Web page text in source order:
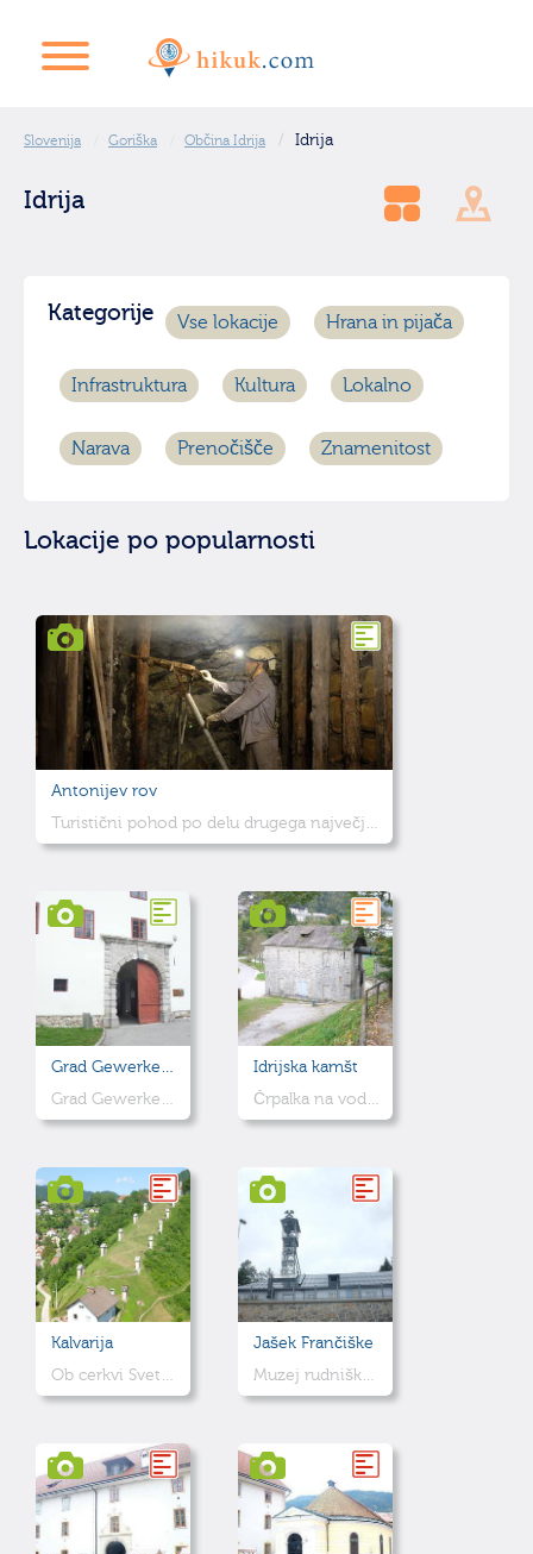
Slovenija Goriška Občina Idrija Idrija
Idrija
Kategorije Vse lokacije Hrana in pijača
Infrastruktura Kultura Lokalno
Narava Prenočišče Znamenitost
Lokacije po popularnosti
Antonijev rov
Turistični pohod po delu drugega največjega rudnika živega srebra na svetu.
Grad Gewerkenegg
Grad Gewerkenegg, zgrajen za obrambo pred Turki, uporabljen za upravljanje rudnika in skladiščenje živega srebra, sedaj ponuja s pomočjo Mestnega muzeja Idrija sprehod v preteklost.
Idrijska kamšt
Črpalka na vodni pogon za črpanje jamske vode. Pogonsko kolo s premerom 13,6m je največje ohranjeno tovrstno leseno vodno kolo v Evropi.
Kalvarija
Ob cerkvi Svetega Antona Padovanskega se vzpenja kalvarija, postaje križevega pota.
Jašek Frančiške
Muzej rudniške tehnične dediščine